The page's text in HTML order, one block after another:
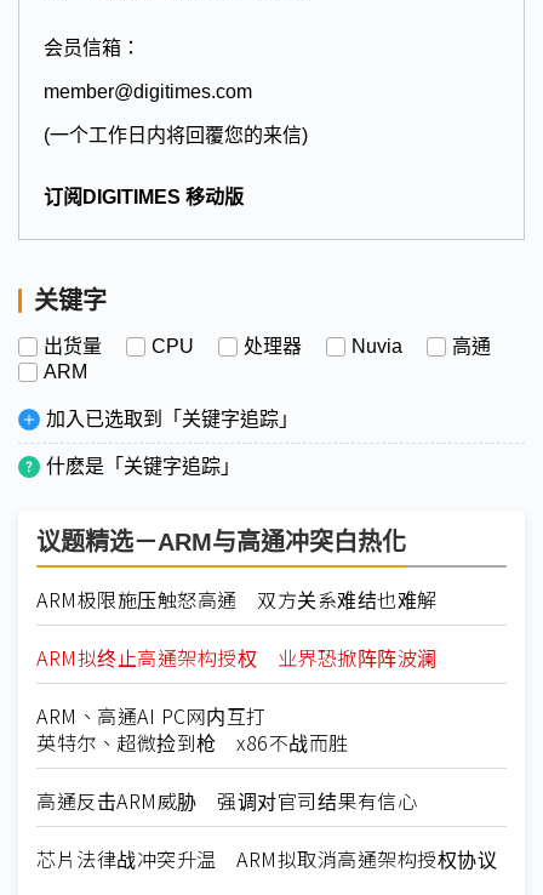
会员信箱：
member@digitimes.com
(一个工作日内将回覆您的来信)
订阅DIGITIMES 移动版
关键字
出货量 CPU 处理器 Nuvia
高通
ARM
加入已选取到「关键字追踪」
什麽是「关键字追踪」
议题精选－ARM与高通冲突白热化
ARM极限施压触怒高通 双方关系难结也难解
ARM拟终止高通架构授权 业界恐掀阵阵波澜
ARM、高通AI PC网内互打
英特尔、超微捡到枪 x86不战而胜
高通反击ARM威胁 强调对官司结果有信心
芯片法律战冲突升温 ARM拟取消高通架构授权协议